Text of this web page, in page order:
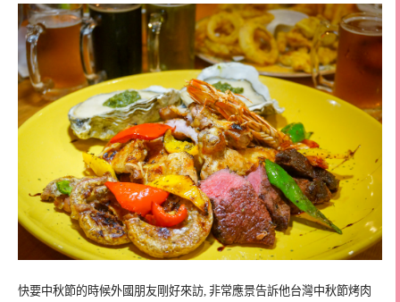
快要中秋節的時候外國朋友剛好來訪, 非常應景告訴他台灣中秋節烤肉